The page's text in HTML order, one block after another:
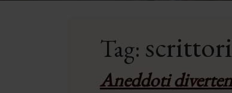
Tag: scrittori
Aneddoti